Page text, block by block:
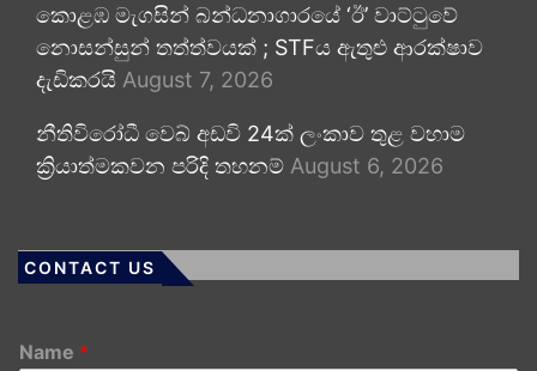
කොළඹ මැගසින් බන්ධනාගාරයේ ‘ඊ’ වාට්ටුවේ
නොසන්සුන් තත්ත්වයක් ; STFය ඇතුළු ආරක්ෂාව
දැඩිකරයි August 7, 2026
නීතිවිරෝධී වෙබ් අඩවි 24ක් ලංකාව තුළ වහාම
ක්‍රියාත්මකවන පරිදි තහනම් August 6, 2026
CONTACT US
Name *